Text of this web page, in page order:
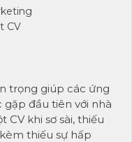
CV
trọng giúp các ứng
đầu tiên với nhà
khi sơ sài, thiếu
thiếu sự hấp